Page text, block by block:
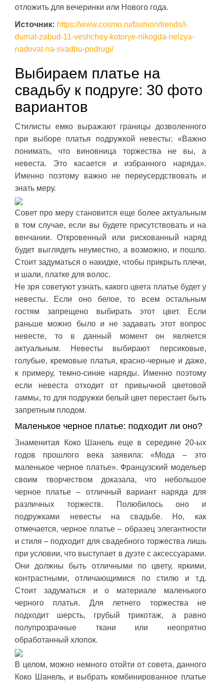
отложить для вечеринки или Нового года.
Источник: https://www.cosmo.ru/fashion/trends/i-
dumat-zabud-11-veshchey-kotorye-nikogda-nelzya-
nadevat-na-svadbu-podrugi/
Выбираем платье на
свадьбу к подруге: 30 фото
вариантов
Стилисты емко выражают границы дозволенного
при выборе платья подружкой невесты: «Важно
понимать, что виновница торжества не вы, а
невеста. Это касается и избранного наряда».
Именно поэтому важно не переусердствовать и
знать меру.
Совет про меру становится еще более актуальным
в том случае, если вы будете присутствовать и на
венчании. Откровенный или рискованный наряд
будет выглядеть неуместно, а возможно, и пошло.
Стоит задуматься о накидке, чтобы прикрыть плечи,
и шали, платке для волос.
Не зря советуют узнать, какого цвета платье будет у
невесты. Если оно белое, то всем остальным
гостям запрещено выбирать этот цвет. Если
раньше можно было и не задавать этот вопрос
невесте, то в данный момент он является
актуальным. Невесты выбирают персиковые,
голубые, кремовые платья, красно-черные и даже,
к примеру, темно-синие наряды. Именно поэтому
если невеста отходит от привычной цветовой
гаммы, то для подружки белый цвет перестает быть
запретным плодом.
Маленькое черное платье: подходит ли оно?
Знаменитая Коко Шанель еще в середине 20-ых
годов прошлого века заявила: «Мода – это
маленькое черное платье». Французский модельер
своим творчеством доказала, что небольшое
черное платье – отличный вариант наряда для
различных торжеств. Полюбилось оно и
подружками невесты на свадьбе. Но, как
отмечается, черное платье – образец элегантности
и стиля – подходит для свадебного торжества лишь
при условии, что выступает в дуэте с аксессуарами.
Они должны быть отличными по цвету, яркими,
контрастными, отличающимися по стилю и т.д.
Стоит задуматься и о материале маленького
черного платья. Для летнего торжества не
подходит шерсть, грубый трикотаж, а равно
полупрозрачные ткани или неопрятно
обработанный хлопок.
В целом, можно немного отойти от совета, данного
Коко Шанель, и выбрать комбинированное платье